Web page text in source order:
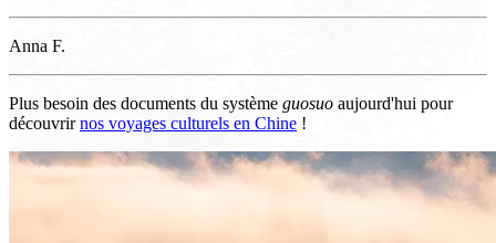
Anna F.
Plus besoin des documents du système guosuo aujourd'hui pour
découvrirnos voyages culturels en Chine !